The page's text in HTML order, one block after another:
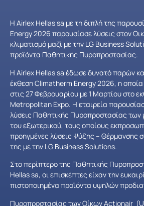
Η Airlex Hellas sa με τη διπλή της
Energy 2026 παρουσίασε λύσεις στον
κλιματισμό μαζί με την LG Business
προϊόντα Παθητικής Πυροπροστασίας.
H Airlex Hellas sa έδωσε δυνατό παρών
έκθεση Climatherm Energy 2026, η
στις 27 Φεβρουαρίου με 1 Μαρτίου στο
Metropolitan Expo. Η εταιρεία
λύσεις Παθητικής Πυροπροστασίας
του εξωτερικού, τους οποίους
προηγμένες λύσεις Ψύξης – Θέρμανσης
της με την LG Business Solutions.
Στο περίπτερο της Παθητικής
Hellas sa, οι επισκέπτες είχαν την
πιστοποιημένα προϊόντα υψηλών
Πυροπροστασίας των Οίκων Actionair